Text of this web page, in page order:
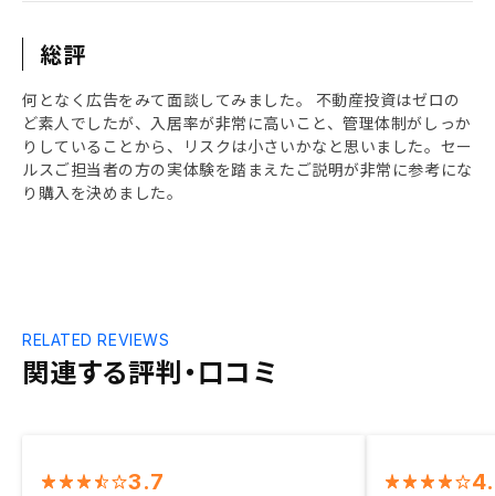
総評
何となく広告をみて面談してみました。 不動産投資はゼロの
ど素人でしたが、入居率が非常に高いこと、管理体制がしっか
りしていることから、リスクは小さいかなと思いました。セー
ルスご担当者の方の実体験を踏まえたご説明が非常に参考にな
り購入を決めました。
関連する評判・口コミ
RELATED REVIEWS
3.7